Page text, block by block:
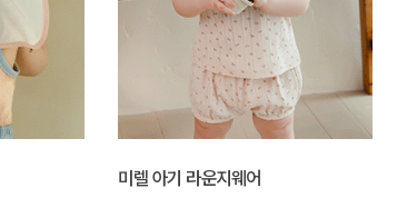
미렐 아기 라운지웨어